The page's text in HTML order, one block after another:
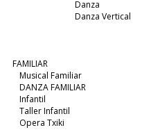
Danza
Danza Vertical
FAMILIAR
Musical Familiar
DANZA FAMILIAR
Infantil
Taller Infantil
Opera Txiki